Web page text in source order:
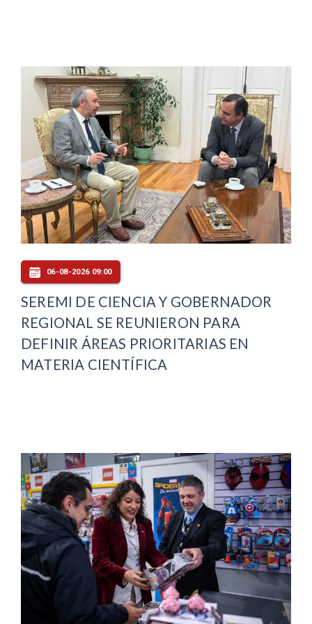
06-08-2026 09:00
SEREMI DE CIENCIA Y GOBERNADOR
REGIONAL SE REUNIERON PARA
DEFINIR ÁREAS PRIORITARIAS EN
MATERIA CIENTÍFICA